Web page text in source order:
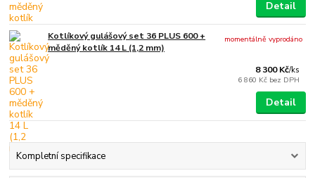
Detail
Kotlíkový gulášový set 36 PLUS 600 +
měděný kotlík 14 L (1,2 mm)
8 300 Kč/ks
6 860 Kč bez DPH
momentálně vyprodáno
Detail
Kompletní specifikace